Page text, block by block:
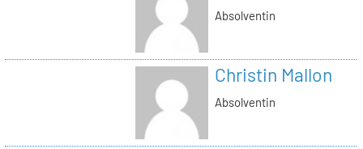
Absolventin
Christin Mallon
Absolventin